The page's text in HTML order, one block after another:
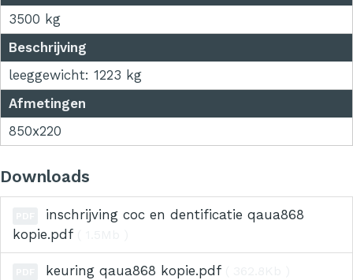
3500 kg
Beschrijving
leeggewicht: 1223 kg
Afmetingen
850x220
Downloads
inschrijving coc en dentificatie qaua868
kopie.pdf
keuring qaua868 kopie.pdf